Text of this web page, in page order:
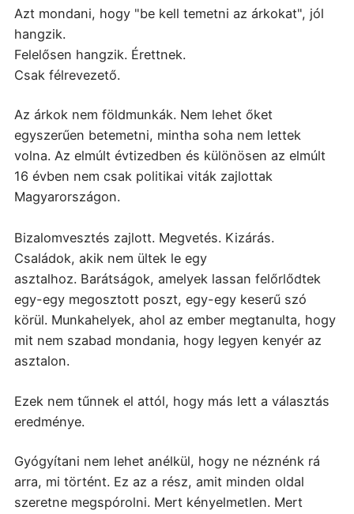
Azt mondani, hogy "be kell temetni az árkokat", jól
hangzik.
Felelősen hangzik. Érettnek.
Csak félrevezető.
Az árkok nem földmunkák. Nem lehet őket
egyszerűen betemetni, mintha soha nem lettek
volna. Az elmúlt évtizedben és különösen az elmúlt
16 évben nem csak politikai viták zajlottak
Magyarországon.
Bizalomvesztés zajlott. Megvetés. Kizárás.
Családok, akik nem ültek le egy
asztalhoz. Barátságok, amelyek lassan felőrlődtek
egy-egy megosztott poszt, egy-egy keserű szó
körül. Munkahelyek, ahol az ember megtanulta, hogy
mit nem szabad mondania, hogy legyen kenyér az
asztalon.
Ezek nem tűnnek el attól, hogy más lett a választás
eredménye.
Gyógyítani nem lehet anélkül, hogy ne néznénk rá
arra, mi történt. Ez az a rész, amit minden oldal
szeretne megspórolni. Mert kényelmetlen. Mert